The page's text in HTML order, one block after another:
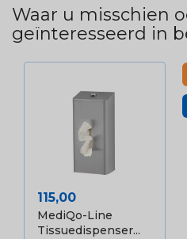
Waar u misschien
geïnteresseerd in
Prijs
115,00
MediQo-Line
Tissuedispenser...